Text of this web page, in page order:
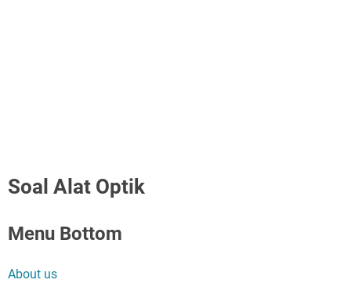
Soal Alat Optik
Menu Bottom
About us